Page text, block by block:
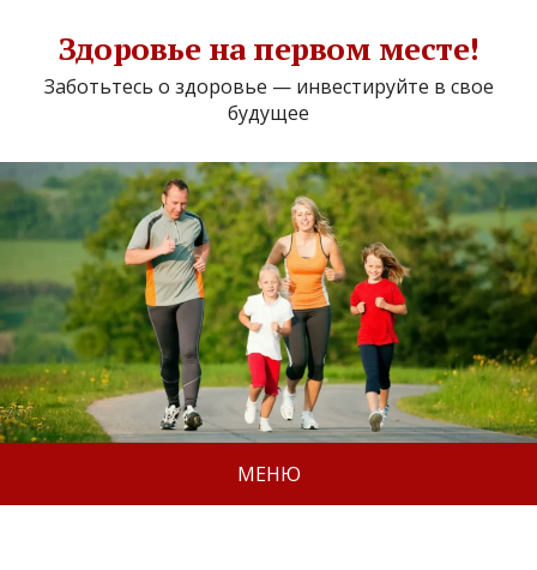
Здоровье на первом месте!
Заботьтесь о здоровье — инвестируйте в свое
будущее
МЕНЮ